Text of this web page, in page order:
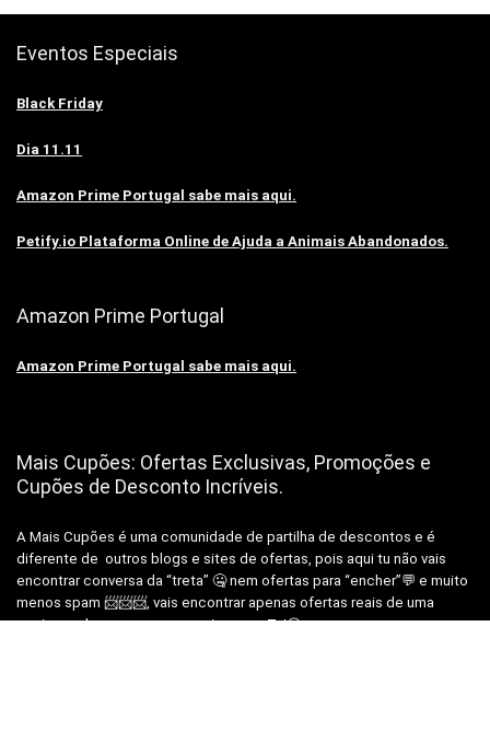
Eventos Especiais
Black Friday
Dia 11.11
Amazon Prime Portugal sabe mais aqui.
Petify.io Plataforma Online de Ajuda a Animais Abandonados.
Amazon Prime Portugal
Amazon Prime Portugal sabe mais aqui.
Mais Cupões: Ofertas Exclusivas, Promoções e
Cupões de Desconto Incríveis.
A Mais Cupões é uma comunidade de partilha de descontos e é
diferente de outros blogs e sites de ofertas, pois aqui tu não vais
encontrar conversa da “treta” 🤐 nem ofertas para “encher”💬 e muito
menos spam 📨📨📨, vais encontrar apenas ofertas reais de uma
equipa real, para pessoas reais como Tu!😉